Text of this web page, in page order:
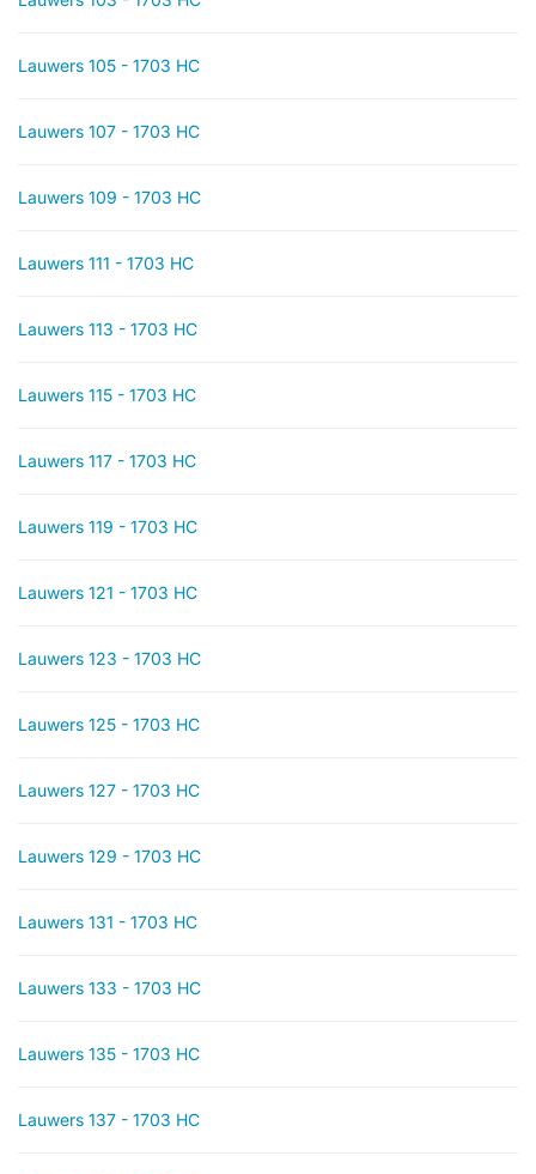
Lauwers 105 - 1703 HC
Lauwers 107 - 1703 HC
Lauwers 109 - 1703 HC
Lauwers 111 - 1703 HC
Lauwers 113 - 1703 HC
Lauwers 115 - 1703 HC
Lauwers 117 - 1703 HC
Lauwers 119 - 1703 HC
Lauwers 121 - 1703 HC
Lauwers 123 - 1703 HC
Lauwers 125 - 1703 HC
Lauwers 127 - 1703 HC
Lauwers 129 - 1703 HC
Lauwers 131 - 1703 HC
Lauwers 133 - 1703 HC
Lauwers 135 - 1703 HC
Lauwers 137 - 1703 HC